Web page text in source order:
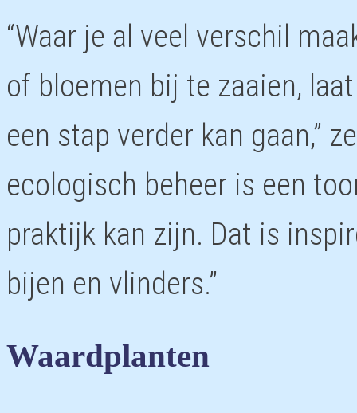
“Waar je al veel verschil
of bloemen bij te zaaien,
een stap verder kan gaan,”
ecologisch beheer is een
praktijk kan zijn. Dat is
bijen en vlinders.”
Waardplanten